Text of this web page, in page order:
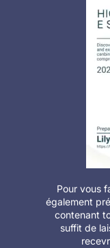
Pour vous
également
contenant
suffit de